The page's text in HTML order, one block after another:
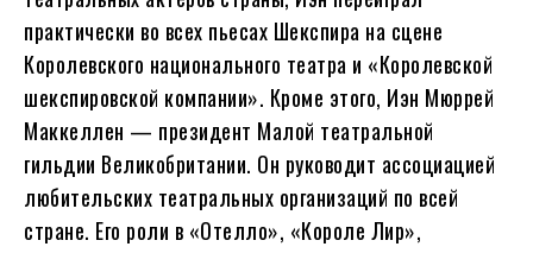
практически во всех пьесах Шекспира на сцене
Королевского национального театра и «Королевской
шекспировской компании». Кроме этого, Иэн Мюррей
Маккеллен — президент Малой театральной
гильдии Великобритании. Он руководит ассоциацией
любительских театральных организаций по всей
стране. Его роли в «Отелло», «Короле Лир»,